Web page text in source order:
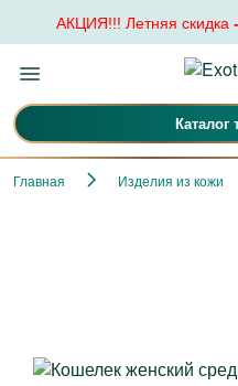
АКЦИЯ!!! Летняя скидка
Каталог
Главная Изделия из кожи